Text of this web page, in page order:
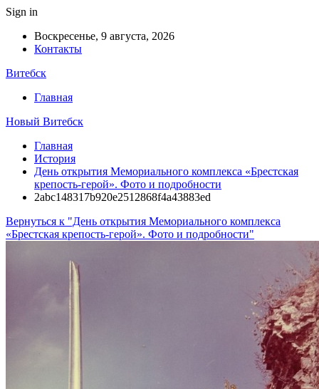
Sign in
Воскресенье, 9 августа, 2026
Контакты
Витебск
Главная
Новый Витебск
Главная
История
День открытия Мемориального комплекса «Брестская
крепость-герой». Фото и подробности
2abc148317b920e2512868f4a43883ed
Вернуться к "День открытия Мемориального комплекса
«Брестская крепость-герой». Фото и подробности"